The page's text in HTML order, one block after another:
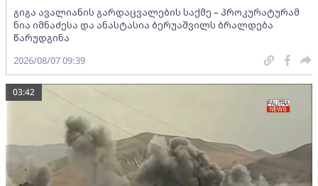
გიგა ავალიანის გარდაცვალების საქმე – პროკურატურამ
ნია იმნაძესა და ანასტასია ბერუაშვილს ბრალდება
წარუდგინა
2026/08/07 09:39
03:42